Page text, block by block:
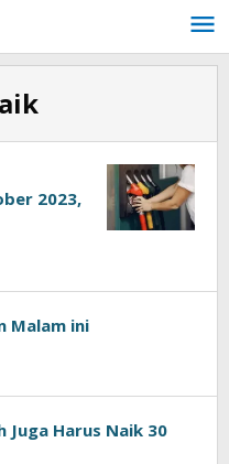
2023,
Malam ini
Juga Harus Naik 30